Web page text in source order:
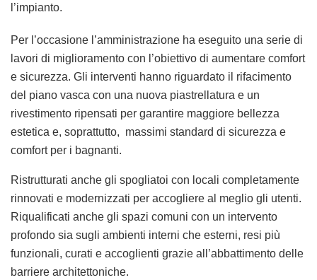
l’impianto.
Per l’occasione l’amministrazione ha eseguito una serie di
lavori di miglioramento con l’obiettivo di aumentare comfort
e sicurezza. Gli interventi hanno riguardato il rifacimento
del piano vasca con una nuova piastrellatura e un
rivestimento ripensati per garantire maggiore bellezza
estetica e, soprattutto, massimi standard di sicurezza e
comfort per i bagnanti.
Ristrutturati anche gli spogliatoi con locali completamente
rinnovati e modernizzati per accogliere al meglio gli utenti.
Riqualificati anche gli spazi comuni con un intervento
profondo sia sugli ambienti interni che esterni, resi più
funzionali, curati e accoglienti grazie all’abbattimento delle
barriere architettoniche.